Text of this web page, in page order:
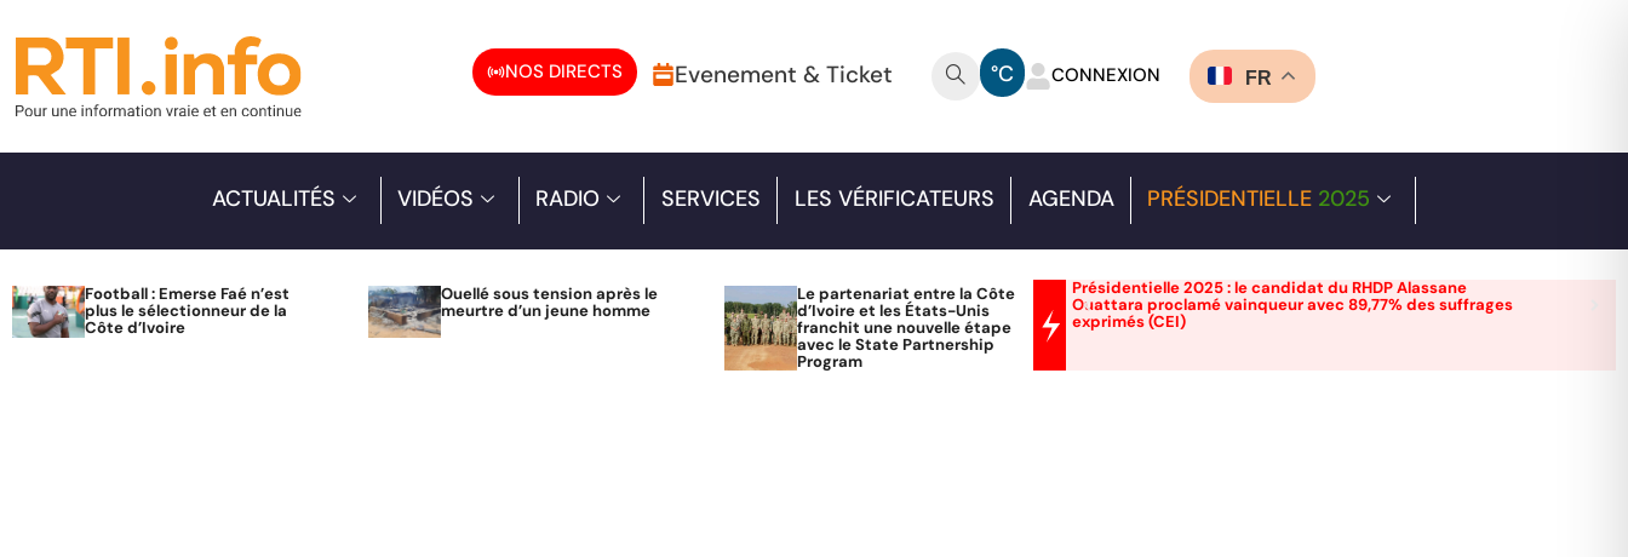
NOS DIRECTS Evenement & Ticket °C CONNEXION FR
ACTUALITÉS VIDÉOS RADIO SERVICES LES VÉRIFICATEURS AGENDA PRÉSIDENTIELLE 2025
Football : Emerse Faé n’est
plus le sélectionneur de la
Côte d’Ivoire
Ouellé sous tension après le
meurtre d’un jeune homme
Le partenariat entre la Côte
d’Ivoire et les États-Unis
franchit une nouvelle étape
avec le State Partnership
Program
Présidentielle 2025 : le candidat du RHDP Alassane
Ouattara proclamé vainqueur avec 89,77% des suffrages
exprimés (CEI)